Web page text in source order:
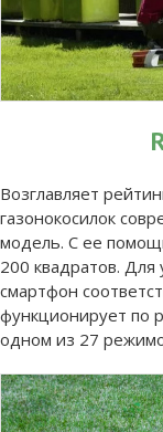
Возглавляет
газонокосилок
модель. С ее
200 квадратов. Для
смартфон
функционирует по
одном из 27